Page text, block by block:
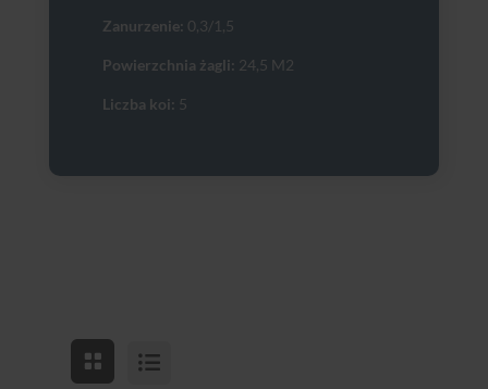
Zanurzenie: 0,3/1,5
Powierzchnia żagli: 24,5 M2
Liczba koi: 5